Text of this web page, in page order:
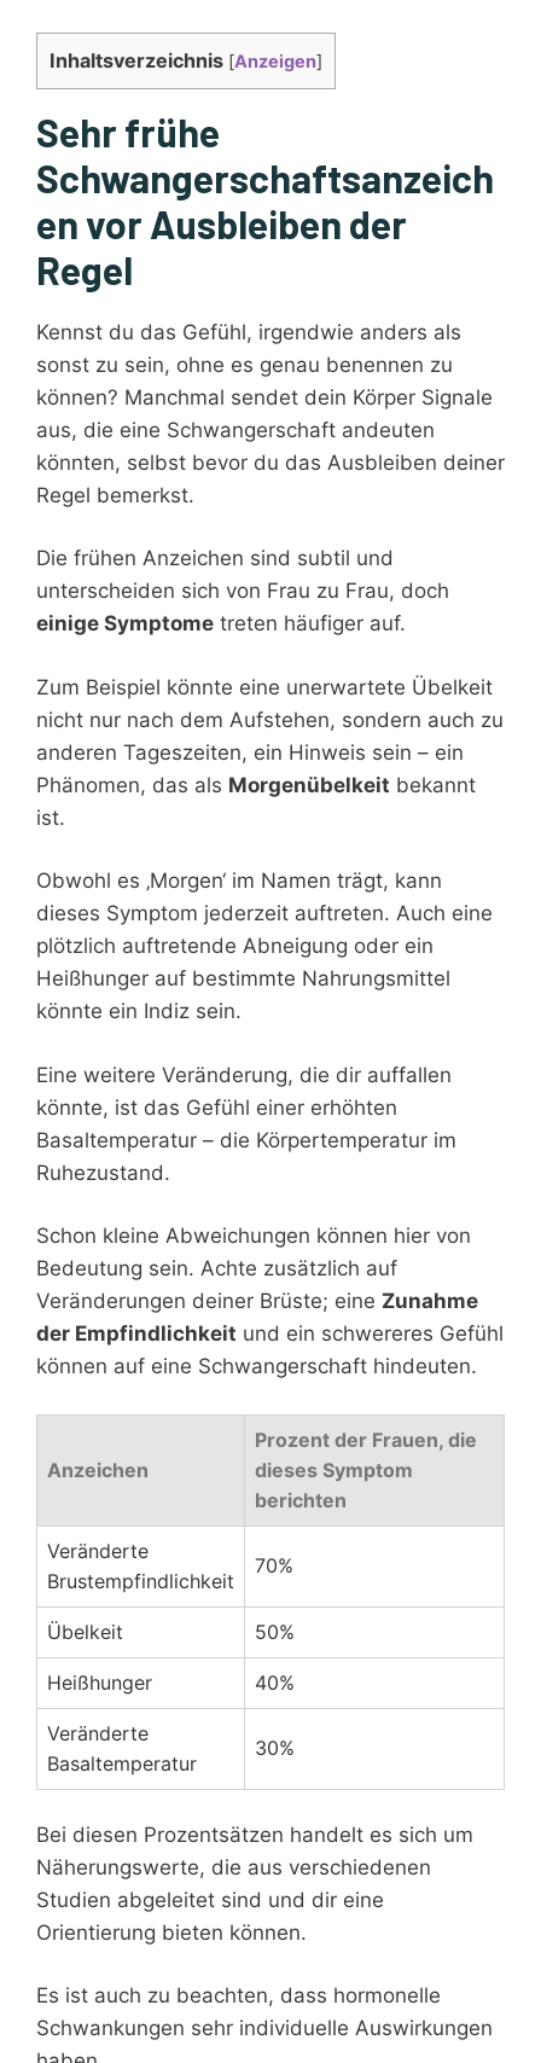
Inhaltsverzeichnis [Anzeigen]
Sehr frühe
Schwangerschaftsanzeich
en vor Ausbleiben der
Regel
Kennst du das Gefühl, irgendwie anders als
sonst zu sein, ohne es genau benennen zu
können? Manchmal sendet dein Körper Signale
aus, die eine Schwangerschaft andeuten
könnten, selbst bevor du das Ausbleiben deiner
Regel bemerkst.
Die frühen Anzeichen sind subtil und
unterscheiden sich von Frau zu Frau, doch
einige Symptome treten häufiger auf.
Zum Beispiel könnte eine unerwartete Übelkeit
nicht nur nach dem Aufstehen, sondern auch zu
anderen Tageszeiten, ein Hinweis sein – ein
Phänomen, das als Morgenübelkeit bekannt
ist.
Obwohl es ‚Morgen‘ im Namen trägt, kann
dieses Symptom jederzeit auftreten. Auch eine
plötzlich auftretende Abneigung oder ein
Heißhunger auf bestimmte Nahrungsmittel
könnte ein Indiz sein.
Eine weitere Veränderung, die dir auffallen
könnte, ist das Gefühl einer erhöhten
Basaltemperatur – die Körpertemperatur im
Ruhezustand.
Schon kleine Abweichungen können hier von
Bedeutung sein. Achte zusätzlich auf
Veränderungen deiner Brüste; eine Zunahme
der Empfindlichkeit und ein schwereres Gefühl
können auf eine Schwangerschaft hindeuten.
Anzeichen
Prozent der Frauen, die
dieses Symptom
berichten
Veränderte
Brustempfindlichkeit
70%
Übelkeit 50%
Heißhunger 40%
Veränderte
Basaltemperatur
30%
Bei diesen Prozentsätzen handelt es sich um
Näherungswerte, die aus verschiedenen
Studien abgeleitet sind und dir eine
Orientierung bieten können.
Es ist auch zu beachten, dass hormonelle
Schwankungen sehr individuelle Auswirkungen